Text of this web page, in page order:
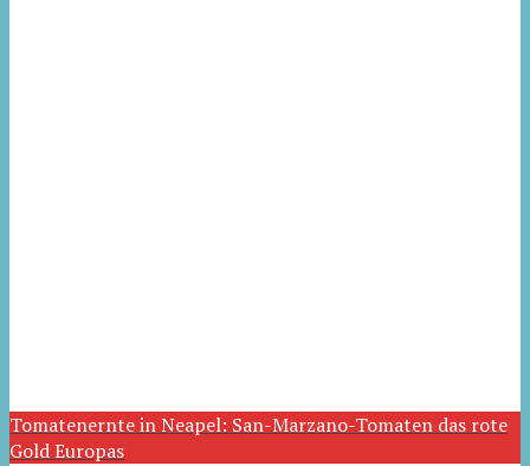
Tomatenernte in Neapel: San-Marzano-Tomaten das rote
Gold Europas